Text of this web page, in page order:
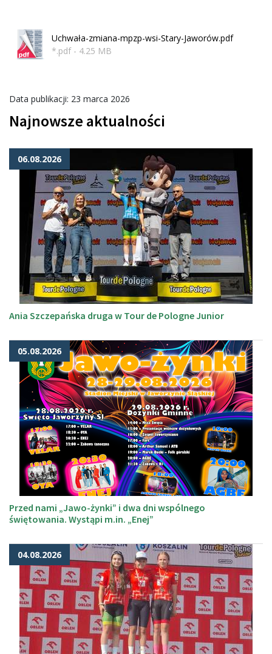
Uchwała-zmiana-mpzp-wsi-Stary-Jaworów.pdf
*.pdf - 4.25 MB
Data publikacji: 23 marca 2026
Najnowsze aktualności
06.08.2026
Ania Szczepańska druga w Tour de Pologne Junior
05.08.2026
Przed nami „Jawo-żynki” i dwa dni wspólnego
świętowania. Wystąpi m.in. „Enej”
04.08.2026